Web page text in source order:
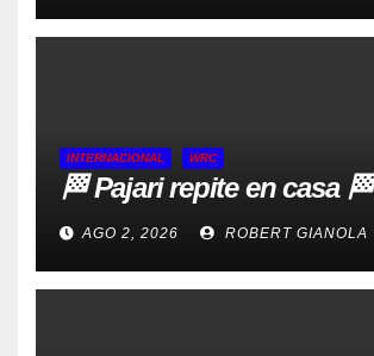
INTERNACIONAL WRC
🏁 Pajari repite en casa 🏁
AGO 2, 2026 ROBERT GIANOLA